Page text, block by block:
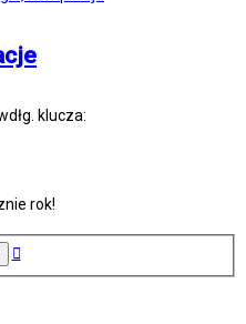
klucza:
rok!
Wyszukiwanie